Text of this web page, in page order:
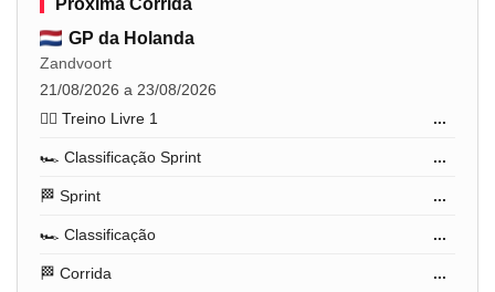
GP da Holanda
Zandvoort
21/08/2026 a 23/08/2026
🏋️‍♂️ Treino Livre 1
...
🏎️ Classificação Sprint ...
🏁 Sprint ...
🏎️ Classificação ...
🏁 Corrida ...